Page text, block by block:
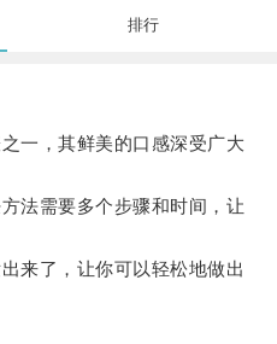
排行
，其鲜美的口感深受广大
需要多个步骤和时间，让
了，让你可以轻松地做出